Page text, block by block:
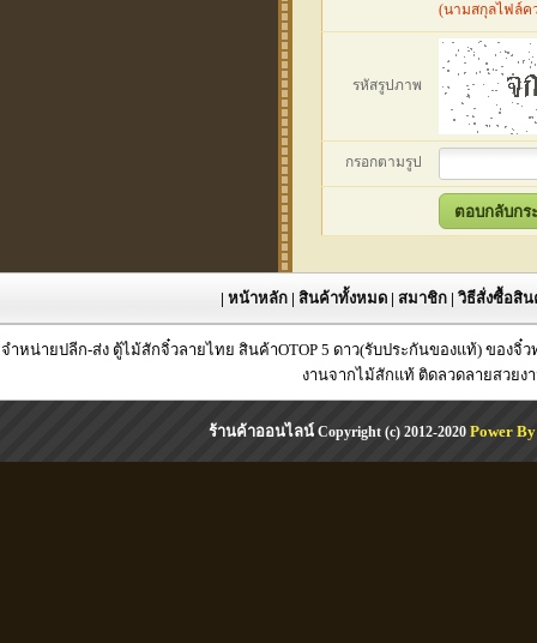
(นามสกุลไฟล์คว
รหัสรูปภาพ
กรอกตามรูป
|หน้าหลัก |สินค้าทั้งหมด |สมาชิก |วิธีสั่งซื้อสิ
จำหน่ายปลีก-ส่ง ตู้ไม้สักจิ๋วลายไทย สินค้าOTOP 5 ดาว(รับประกันของแท้) ของ
งานจากไม้สักแท้ ติดลวดลายสวยง
ร้านค้าออนไลน์ Copyright (c) 2012-2020Power